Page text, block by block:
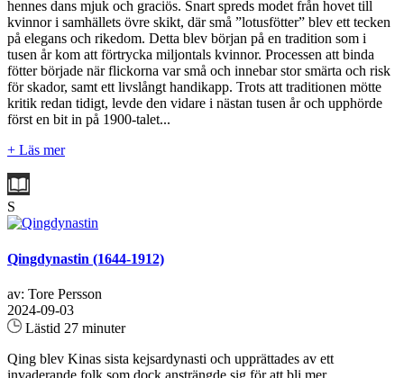
hennes dans mjuk och graciös. Snart spreds modet från hovet till
kvinnor i samhällets övre skikt, där små ”lotusfötter” blev ett tecken
på elegans och rikedom. Detta blev början på en tradition som i
tusen år kom att förtrycka miljontals kvinnor. Processen att binda
fötter började när flickorna var små och innebar stor smärta och risk
för skador, samt ett livslångt handikapp. Trots att traditionen mötte
kritik redan tidigt, levde den vidare i nästan tusen år och upphörde
först en bit in på 1900-talet...
+ Läs mer
S
Qingdynastin (1644-1912)
av: Tore Persson
2024-09-03
Lästid 27 minuter
Qing blev Kinas sista kejsardynasti och upprättades av ett
invaderande folk som dock ansträngde sig för att bli mer